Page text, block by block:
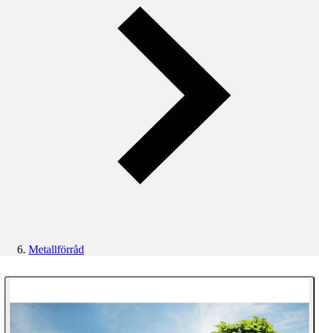
Metallförråd